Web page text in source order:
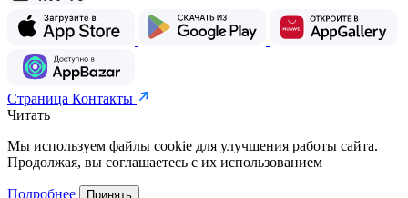
Страница Контакты
Читать
Мы используем файлы cookie для улучшения работы сайта.
Продолжая, вы соглашаетесь с их использованием
Подробнее Принять